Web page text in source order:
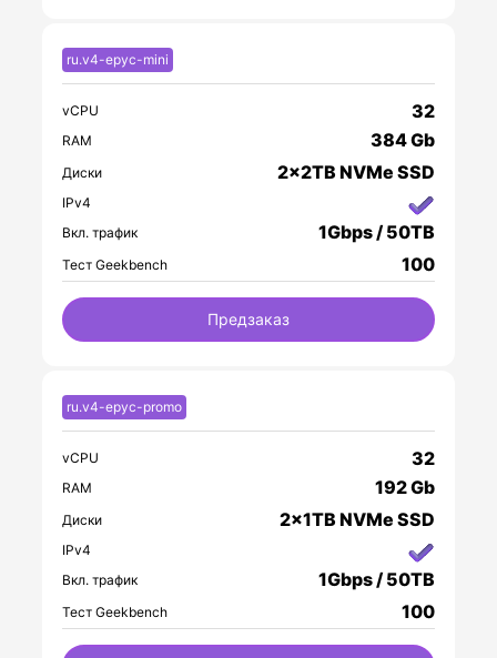
ru.v4-epyc-mini
vCPU 32
RAM 384 Gb
Диски 2x2TB NVMe SSD
IPv4
Вкл. трафик
1Gbps / 50TB
Тест Geekbench 100
Предзаказ
ru.v4-epyc-promo
vCPU 32
RAM 192 Gb
Диски 2x1TB NVMe SSD
IPv4
Вкл. трафик
1Gbps / 50TB
Тест Geekbench 100